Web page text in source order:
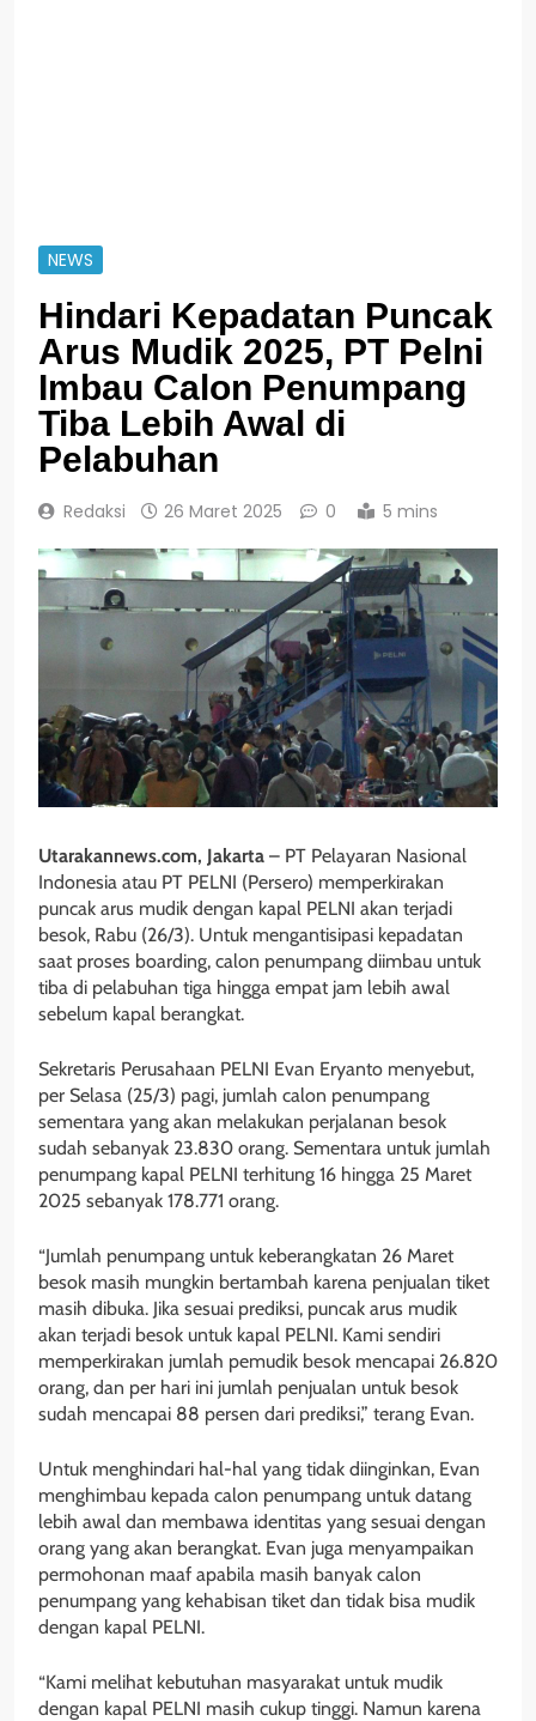
NEWS
Hindari Kepadatan Puncak
Arus Mudik 2025, PT Pelni
Imbau Calon Penumpang
Tiba Lebih Awal di
Pelabuhan
Redaksi 26 Maret 2025 0 5 mins
Utarakannews.com, Jakarta – PT Pelayaran Nasional
Indonesia atau PT PELNI (Persero) memperkirakan
puncak arus mudik dengan kapal PELNI akan terjadi
besok, Rabu (26/3). Untuk mengantisipasi kepadatan
saat proses boarding, calon penumpang diimbau untuk
tiba di pelabuhan tiga hingga empat jam lebih awal
sebelum kapal berangkat.
Sekretaris Perusahaan PELNI Evan Eryanto menyebut,
per Selasa (25/3) pagi, jumlah calon penumpang
sementara yang akan melakukan perjalanan besok
sudah sebanyak 23.830 orang. Sementara untuk jumlah
penumpang kapal PELNI terhitung 16 hingga 25 Maret
2025 sebanyak 178.771 orang.
“Jumlah penumpang untuk keberangkatan 26 Maret
besok masih mungkin bertambah karena penjualan tiket
masih dibuka. Jika sesuai prediksi, puncak arus mudik
akan terjadi besok untuk kapal PELNI. Kami sendiri
memperkirakan jumlah pemudik besok mencapai 26.820
orang, dan per hari ini jumlah penjualan untuk besok
sudah mencapai 88 persen dari prediksi,” terang Evan.
Untuk menghindari hal-hal yang tidak diinginkan, Evan
menghimbau kepada calon penumpang untuk datang
lebih awal dan membawa identitas yang sesuai dengan
orang yang akan berangkat. Evan juga menyampaikan
permohonan maaf apabila masih banyak calon
penumpang yang kehabisan tiket dan tidak bisa mudik
dengan kapal PELNI.
“Kami melihat kebutuhan masyarakat untuk mudik
dengan kapal PELNI masih cukup tinggi. Namun karena